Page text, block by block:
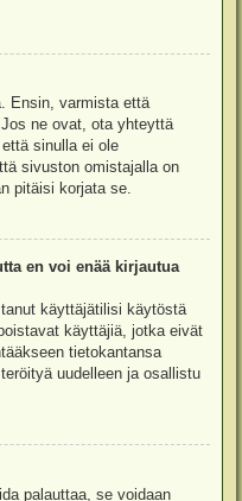
Ensin, varmista että
ne ovat, ota yhteyttä
sinulla ei ole
sivuston omistajalla on
pitäisi korjata se.
en voi enää kirjautua
käyttäjätilisi käytöstä
käyttäjiä, jotka eivät
tietokantansa
uudelleen ja osallistu
palauttaa, se voidaan